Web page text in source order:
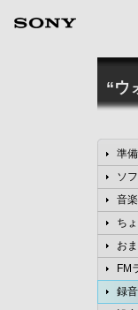
“ウ
準備
ソ
音楽
ち
お
FM
録音